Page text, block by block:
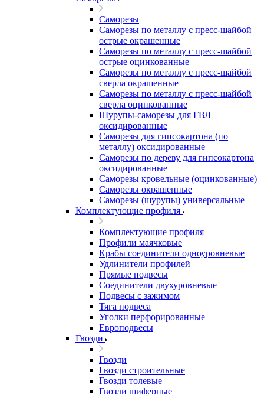
Саморезы
Саморезы по металлу с пресс-шайбой
острые окрашенные
Саморезы по металлу с пресс-шайбой
острые оцинкованные
Саморезы по металлу с пресс-шайбой
сверла окрашенные
Саморезы по металлу с пресс-шайбой
сверла оцинкованные
Шурупы-саморезы для ГВЛ
оксидированные
Саморезы для гипсокартона (по
металлу) оксидированные
Саморезы по дереву для гипсокартона
оксидированные
Саморезы кровельные (оцинкованные)
Саморезы окрашенные
Саморезы (шурупы) универсальные
Комплектующие профиля
Комплектующие профиля
Профили маячковые
Крабы соединители одноуровневые
Удлинители профилей
Прямые подвесы
Соединители двухуровневые
Подвесы с зажимом
Тяга подвеса
Уголки перфорированные
Европодвесы
Гвозди
Гвозди
Гвозди строительные
Гвозди толевые
Гвозди шиферные